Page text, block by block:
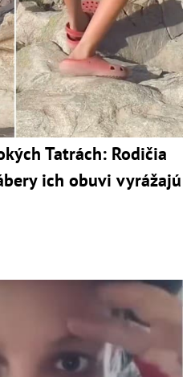
Tatrách: Rodičia
ich obuvi vyrážajú